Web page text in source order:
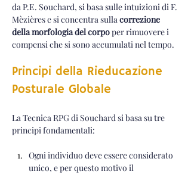
da P.E. Souchard, si basa sulle intuizioni di F.
Mèzières e si concentra sulla correzione
della morfologia del corpo per rimuovere i
compensi che si sono accumulati nel tempo.
Principi della Rieducazione
Posturale Globale
La Tecnica RPG di Souchard si basa su tre
principi fondamentali:
Ogni individuo deve essere considerato
unico, e per questo motivo il